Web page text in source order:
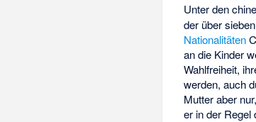
Unter den
der über
Nationalitäten
an die Kinder
Wahlfreiheit,
werden, auch
Mutter aber
er in der Regel